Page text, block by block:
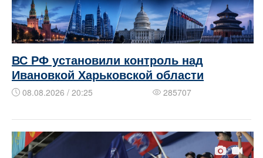
ВС РФ установили контроль над
Ивановкой Харьковской области
08.08.2026 / 20:25 285707